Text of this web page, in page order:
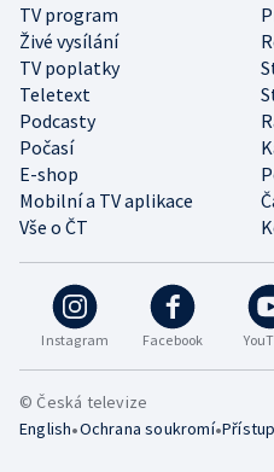
Instagram Facebook
TV program
Živé vysílání
TV poplatky
Teletext
Podcasty
Počasí
E-shop
Mobilní a TV aplikace
Vše o ČT
© Česká televize
English•Ochrana soukromí•